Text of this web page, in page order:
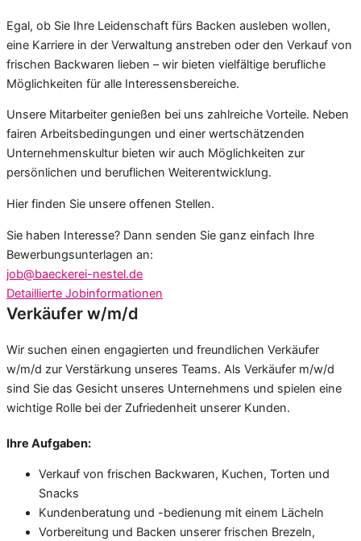
Egal, ob Sie Ihre Leidenschaft fürs Backen ausleben wollen,
eine Karriere in der Verwaltung anstreben oder den Verkauf von
frischen Backwaren lieben – wir bieten vielfältige berufliche
Möglichkeiten für alle Interessensbereiche.
Unsere Mitarbeiter genießen bei uns zahlreiche Vorteile. Neben
fairen Arbeitsbedingungen und einer wertschätzenden
Unternehmenskultur bieten wir auch Möglichkeiten zur
persönlichen und beruflichen Weiterentwicklung.
Hier finden Sie unsere offenen Stellen.
Sie haben Interesse? Dann senden Sie ganz einfach Ihre
Bewerbungsunterlagen an:
job@baeckerei-nestel.de
Detaillierte Jobinformationen
Verkäufer w/m/d
Wir suchen einen engagierten und freundlichen Verkäufer
w/m/d zur Verstärkung unseres Teams. Als Verkäufer m/w/d
sind Sie das Gesicht unseres Unternehmens und spielen eine
wichtige Rolle bei der Zufriedenheit unserer Kunden.
Ihre Aufgaben:
Verkauf von frischen Backwaren, Kuchen, Torten und
Snacks
Kundenberatung und -bedienung mit einem Lächeln
Vorbereitung und Backen unserer frischen Brezeln,